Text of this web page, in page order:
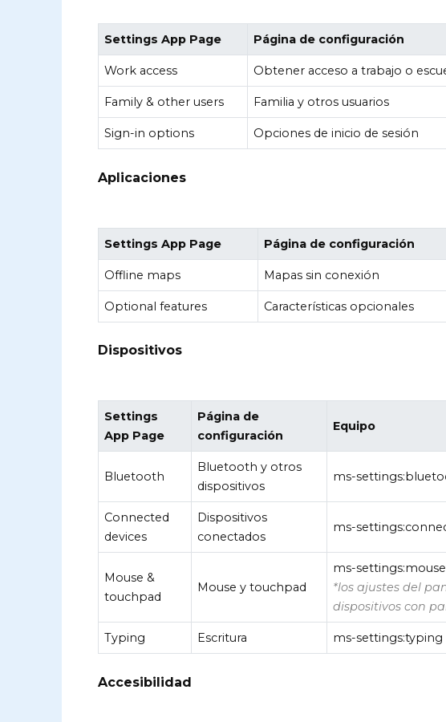
Settings App Page Página de configuración
Work access Obtener acceso a trabajo o
Family & other users Familia y otros usuarios
Sign-in options Opciones de inicio de sesión
Aplicaciones
Settings App Page Página de configuración
Offline maps Mapas sin conexión
Optional features Características opcionales
Dispositivos
Settings
App Page
Página de
configuración
Equipo
Bluetooth
Bluetooth y otros
dispositivos
ms-
Connected
devices
Dispositivos
conectados
ms-
Mouse &
touchpad
Mouse y touchpad
ms-
*los ajustes del
dispositivos con
Typing Escritura ms-settings:typing
Accesibilidad